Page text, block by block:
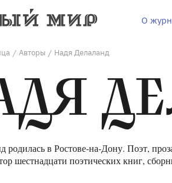
О
/ Авторы / Надя Делаланд
родилась в Ростове-на-Дону. Поэт,
шестнадцати поэтических книг,